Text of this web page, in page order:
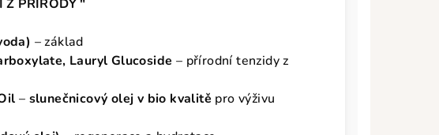
PŘÍRODY "
– základ
Lauryl Glucoside – přírodní tenzidy z
– slunečnicový olej v bio kvalitě pro výživu